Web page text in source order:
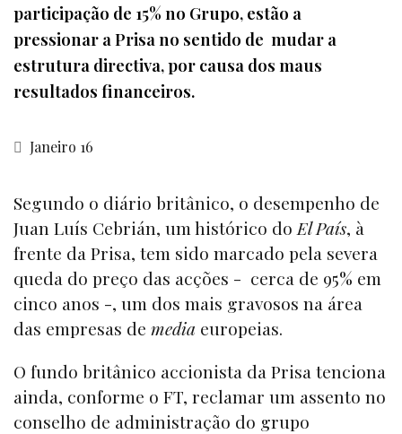
participação de 15% no Grupo, estão a
pressionar a Prisa no sentido de mudar a
estrutura directiva, por causa dos maus
resultados financeiros.
Janeiro 16
Segundo o diário britânico, o desempenho de
Juan Luís Cebrián, um histórico doEl País, à
frente da Prisa, tem sido marcado pela severa
queda do preço das acções - cerca de 95% em
cinco anos -, um dos mais gravosos na área
das empresas de media europeias.
O fundo britânico accionista da Prisa tenciona
ainda, conforme o FT, reclamar um assento no
conselho de administração do grupo